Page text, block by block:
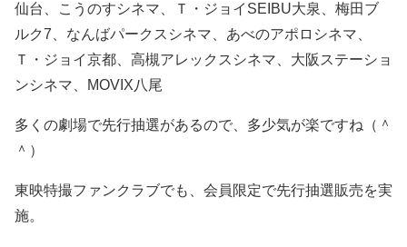
仙台、こうのすシネマ、Ｔ・ジョイSEIBU大泉、梅田ブ
ルク7、なんばパークスシネマ、あべのアポロシネマ、
Ｔ・ジョイ京都、高槻アレックスシネマ、大阪ステーショ
ンシネマ、MOVIX八尾
多くの劇場で先行抽選があるので、多少気が楽ですね（＾
＾）
東映特撮ファンクラブでも、会員限定で先行抽選販売を実
施。